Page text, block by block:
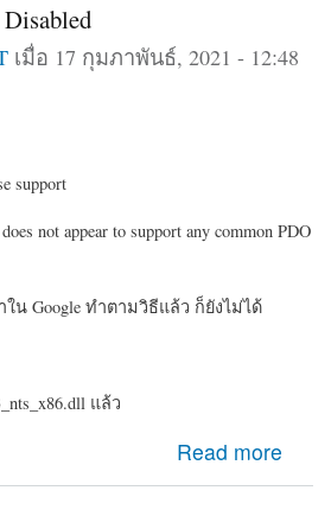
เมื่อ 17 กุมภาพันธ์, 2021 - 12:48
support
not appear to support any common PDO
น Google ทำตามวิธีแล้ว ก็ยังไม่ได้
แล้ว
Read more